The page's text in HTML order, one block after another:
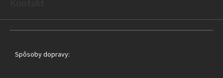
Spôsoby dopravy: